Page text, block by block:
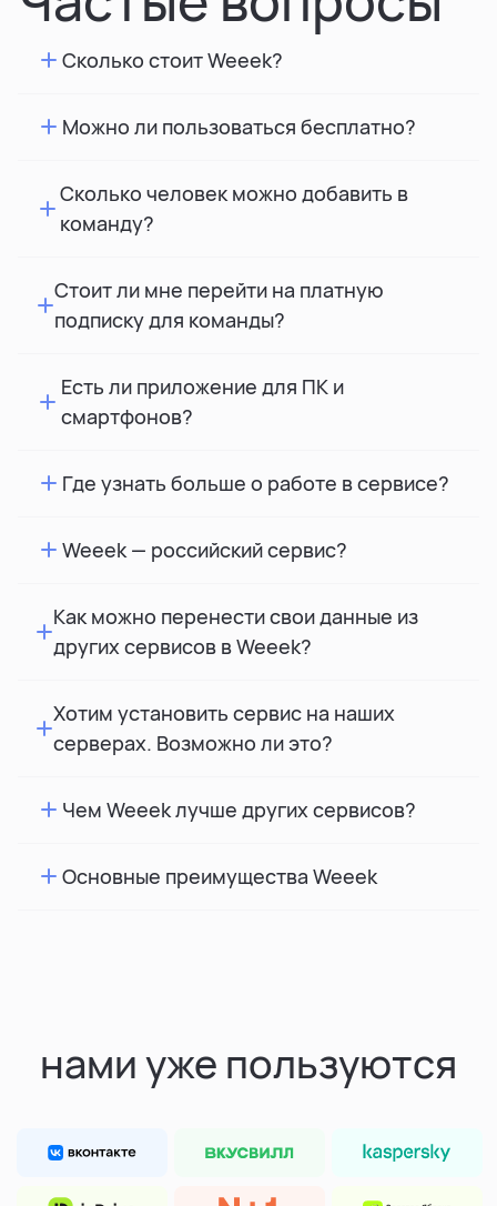
Сколько стоит Weeek?
Можно ли пользоваться бесплатно?
Сколько человек можно добавить в
команду?
Стоит ли мне перейти на платную
подписку для команды?
Есть ли приложение для ПК и
смартфонов?
Где узнать больше о работе в сервисе?
Weeek — российский сервис?
Как можно перенести свои данные из
других сервисов в Weeek?
Хотим установить сервис на наших
серверах. Возможно ли это?
Чем Weeek лучше других сервисов?
Основные преимущества Weeek
нами уже пользуются